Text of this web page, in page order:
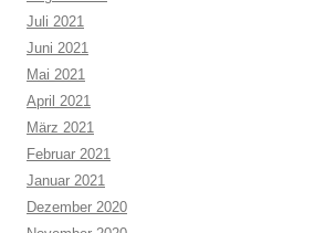
Juli 2021
Juni 2021
Mai 2021
April 2021
März 2021
Februar 2021
Januar 2021
Dezember 2020